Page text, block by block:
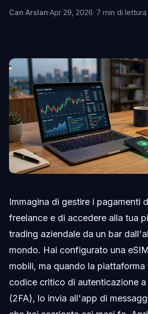
Can Arslan·Apr 29, 2026· 7 min di lettura
Immagina di gestire i pagamenti
freelance e di accedere alla tua
trading aziendale da un bar
mondo. Hai configurato una
mobili, ma quando la piattaforma
codice critico di autenticazione
(2FA), lo invia all'app di